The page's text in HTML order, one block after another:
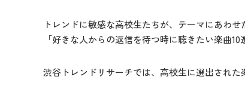
トレンドに敏感な高校生たちが、テーマにあわ
「好きな人からの返信を待つ時に聴きたい楽曲10
渋谷トレンドリサーチでは、高校生に選出された